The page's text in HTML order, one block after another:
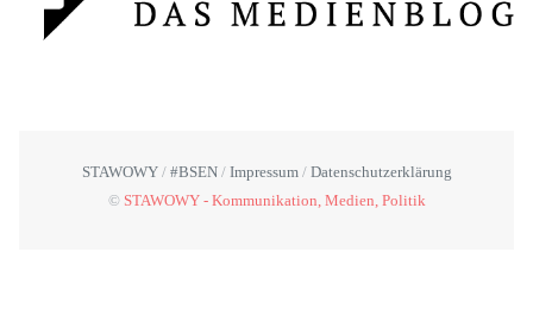
STAWOWY #BSEN Impressum
Datenschutzerklärung
© STAWOWY - Kommunikation, Medien, Politik